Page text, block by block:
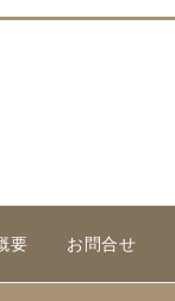
要 お問合せ